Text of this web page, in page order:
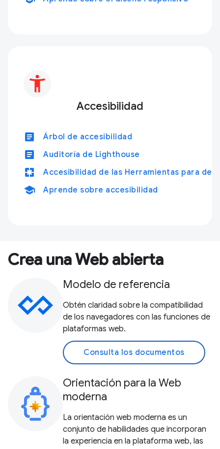
Accesibilidad
article Árbol de accesibilidad
article Auditoría de Lighthouse
pages Accesibilidad de las Herramientas para
school Aprende sobre accesibilidad
Crea una Web abierta
Modelo de referencia
Obtén claridad sobre la compatibilidad
de los navegadores con las funciones de
plataformas web.
Consulta los documentos
Orientación para la Web
moderna
La orientación web moderna es un
conjunto de habilidades que incorporan
la experiencia en la plataforma web, las